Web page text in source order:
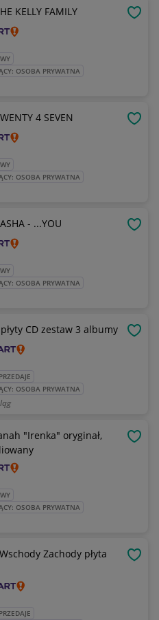
KELLY FAMILY
OSOBA PRYWATNA
4 SEVEN
OSOBA PRYWATNA
- ...YOU
OSOBA PRYWATNA
CD zestaw 3 albumy
OSOBA PRYWATNA
"Irenka" oryginał,
OSOBA PRYWATNA
Zachody płyta